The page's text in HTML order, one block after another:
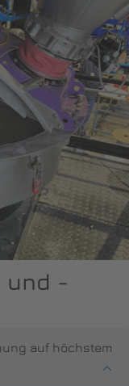
und -
auf höchstem